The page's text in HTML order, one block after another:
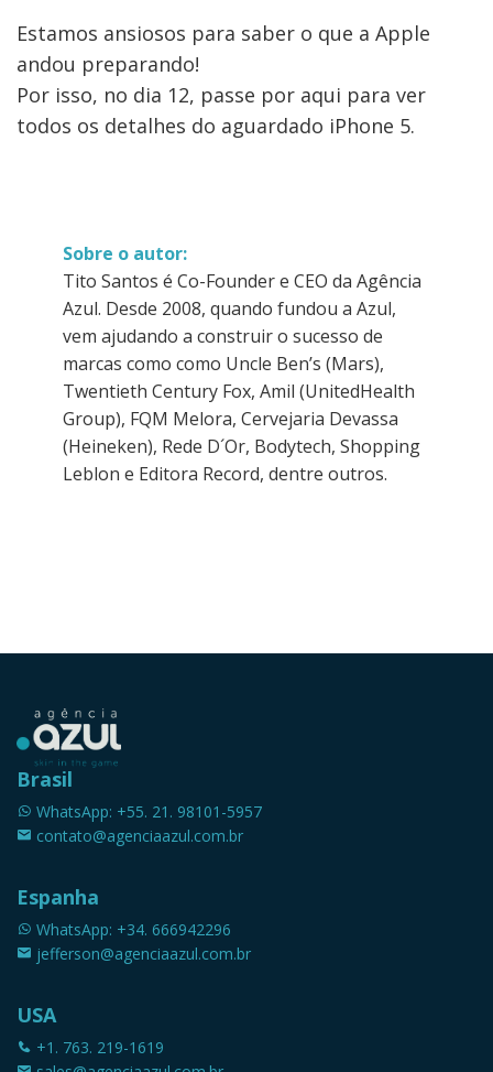
Estamos ansiosos para saber o que a Apple
andou preparando!
Por isso, no dia 12, passe por aqui para ver
todos os detalhes do aguardado iPhone 5.
Sobre o autor:
Tito Santos é Co-Founder e CEO da Agência
Azul. Desde 2008, quando fundou a Azul,
vem ajudando a construir o sucesso de
marcas como como Uncle Ben’s (Mars),
Twentieth Century Fox, Amil (UnitedHealth
Group), FQM Melora, Cervejaria Devassa
(Heineken), Rede D´Or, Bodytech, Shopping
Leblon e Editora Record, dentre outros.
Brasil
WhatsApp: +55. 21. 98101-5957
contato@agenciaazul.com.br
Espanha
WhatsApp: +34. 666942296
jefferson@agenciaazul.com.br
USA
+1. 763. 219-1619